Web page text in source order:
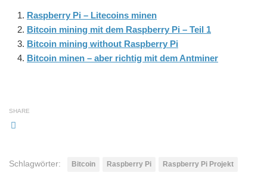
Raspberry Pi – Litecoins minen
Bitcoin mining mit dem Raspberry Pi – Teil 1
Bitcoin mining without Raspberry Pi
Bitcoin minen – aber richtig mit dem Antminer
SHARE
Schlagwörter: Bitcoin Raspberry Pi Raspberry Pi Projekt